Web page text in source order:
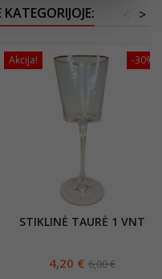
>
-30%
Akcija!
STIKLINĖ TAURĖ 1 VNT
4,20 € 6,00 €